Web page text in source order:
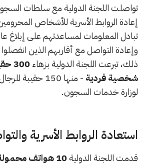
تواصلت اللجنة الدولية مع سلطات
إعادة الروابط الأسرية للأشخاص
تبادل المعلومات لمساعدتهم على إبلاغ
وإعادة التواصل مع أقاربهم الذين
ذلك، تبرعت اللجنة الدولية بزهاء
شخصية فردية
- منها 150 حقيبة
لوزارة خدمات السجون.
استعادة الروابط الأسرية
قدمت اللجنة الدولية